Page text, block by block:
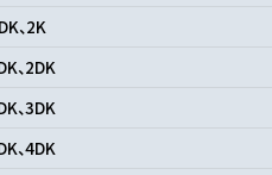
、2K
、2DK
、3DK
、4DK